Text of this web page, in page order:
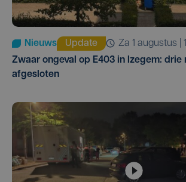
Nieuws Update
za 1 augustus |
Zwaar ongeval op E403 in Izegem: drie
afgesloten